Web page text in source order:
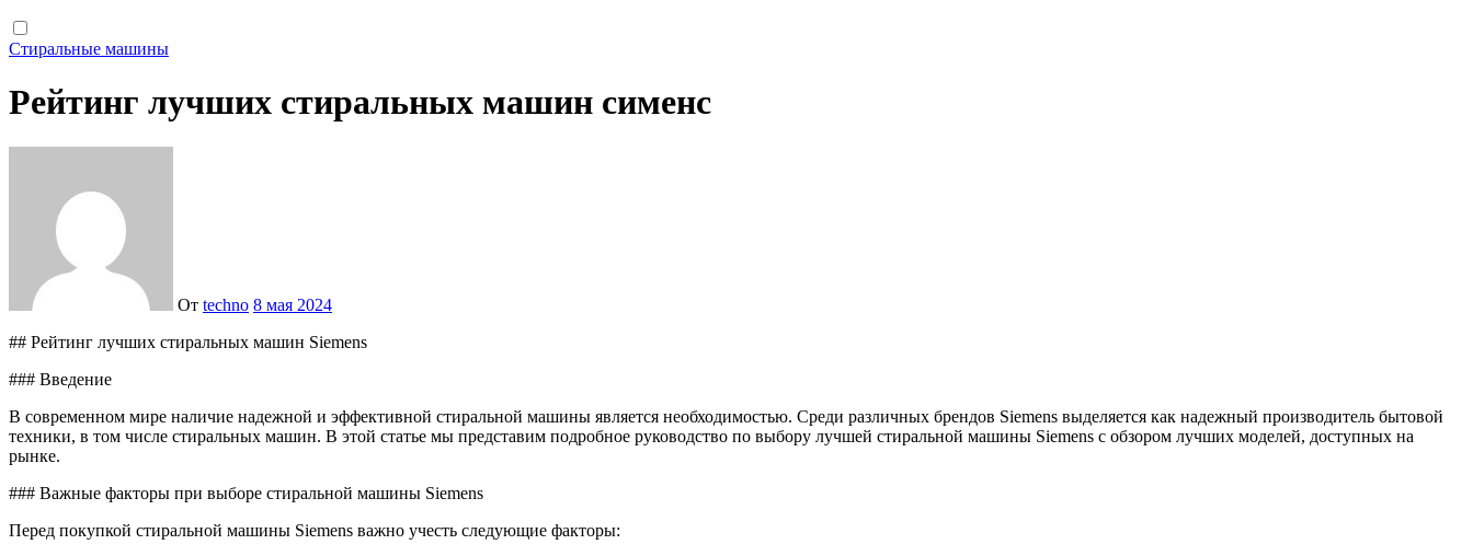
Стиральные машины
Рейтинг лучших стиральных машин сименс
От techno 8 мая 2024
## Рейтинг лучших стиральных машин Siemens
### Введение
В современном мире наличие надежной и эффективной стиральной машины является необходимостью. Среди различных брендов Siemens выделяется как надежный производитель бытовой
техники, в том числе стиральных машин. В этой статье мы представим подробное руководство по выбору лучшей стиральной машины Siemens с обзором лучших моделей, доступных на
рынке.
### Важные факторы при выборе стиральной машины Siemens
Перед покупкой стиральной машины Siemens важно учесть следующие факторы: